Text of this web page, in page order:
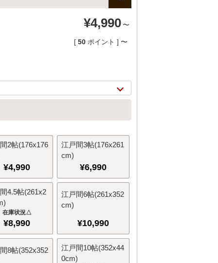
2/11
¥4,990 〜
[ 50 ポイント ] 〜
2帖(176x176
¥4,990
江戸間3帖(176x261
cm)
¥6,990
4.5帖(261x2
△
¥8,990
江戸間6帖(261x352
cm)
¥10,990
8帖(352x352
江戸間10帖(352x44
0cm)